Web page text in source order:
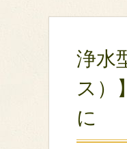
浄水
ス）
に